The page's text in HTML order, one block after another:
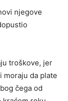
njegove
troškove, jer
moraju da plate
čega od